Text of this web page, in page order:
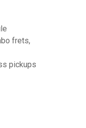
frets,
pickups